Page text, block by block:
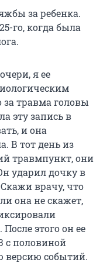
за ребенка.
го, когда была
я ее
за травма головы
эту запись в
и она
В тот день из
травмпункт, они
ударил дочку в
Скажи врачу, что
она не скажет,
этого он ее
с половиной
версию событий.